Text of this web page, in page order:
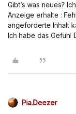
Gibt’s was neues?
Anzeige erhalte :
angeforderte Inhalt
Ich habe das Gefühl
Pia.Deezer